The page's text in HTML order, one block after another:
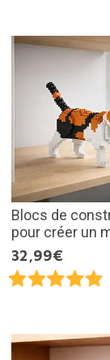
Blocs de
pour créer un
32,99€